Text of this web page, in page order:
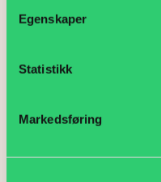
Egenskaper
Statistikk
Markedsføring